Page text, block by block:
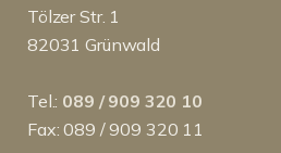
Tölzer Str. 1
82031 Grünwald
Tel.: 089 / 909 320 10
Fax: 089 / 909 320 11